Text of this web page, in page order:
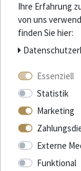
Laguiole en
315,20 € *
*inkl. ges. MwSt.
Ihre Erfahrung
von uns
finden Sie hier:
Essenziell
Statistik
Marketing
Externe
Funktional